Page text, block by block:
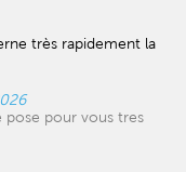
très rapidement la
pose pour vous tres